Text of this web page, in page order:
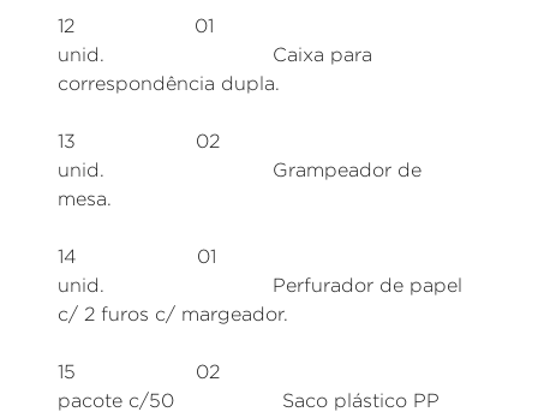
12 01
unid. Caixa para
correspondência dupla.
13 02
unid. Grampeador de
mesa.
14 01
unid. Perfurador de papel
c/ 2 furos c/ margeador.
15 02
pacote c/50 Saco plástico PP